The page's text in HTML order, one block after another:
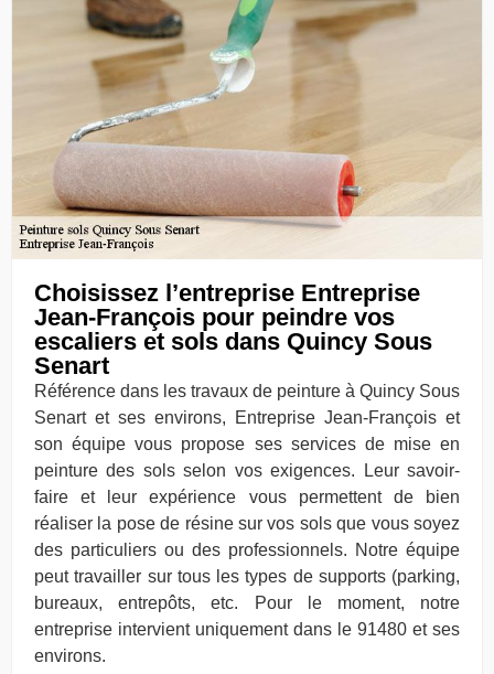
Choisissez l’entreprise Entreprise
Jean-François pour peindre vos
escaliers et sols dans Quincy Sous
Senart
Référence dans les travaux de peinture à Quincy Sous
Senart et ses environs, Entreprise Jean-François et
son équipe vous propose ses services de mise en
peinture des sols selon vos exigences. Leur savoir-
faire et leur expérience vous permettent de bien
réaliser la pose de résine sur vos sols que vous soyez
des particuliers ou des professionnels. Notre équipe
peut travailler sur tous les types de supports (parking,
bureaux, entrepôts, etc. Pour le moment, notre
entreprise intervient uniquement dans le 91480 et ses
environs.